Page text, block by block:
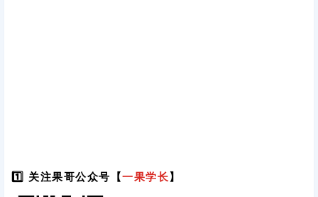
1️⃣ 关注果哥公众号【一果学长】